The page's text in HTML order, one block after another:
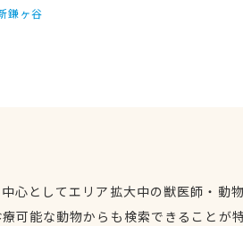
鎌ヶ谷
心としてエリア拡大中の獣医師・動
可能な動物からも検索できることが